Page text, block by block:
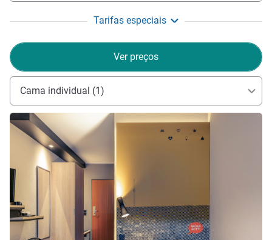
Tarifas especiais
Ver preços
Cama individual (1)
Ver detalhes